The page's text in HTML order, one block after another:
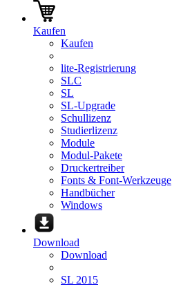
Kaufen
Kaufen
lite-Registrierung
SLC
SL
SL-Upgrade
Schullizenz
Studierlizenz
Module
Modul-Pakete
Druckertreiber
Fonts & Font-Werkzeuge
Handbücher
Windows
Download
Download
SL 2015